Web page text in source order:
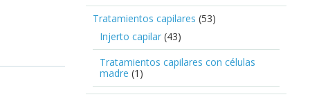
Tratamientos capilares (53)
Injerto capilar (43)
Tratamientos capilares con células
madre (1)